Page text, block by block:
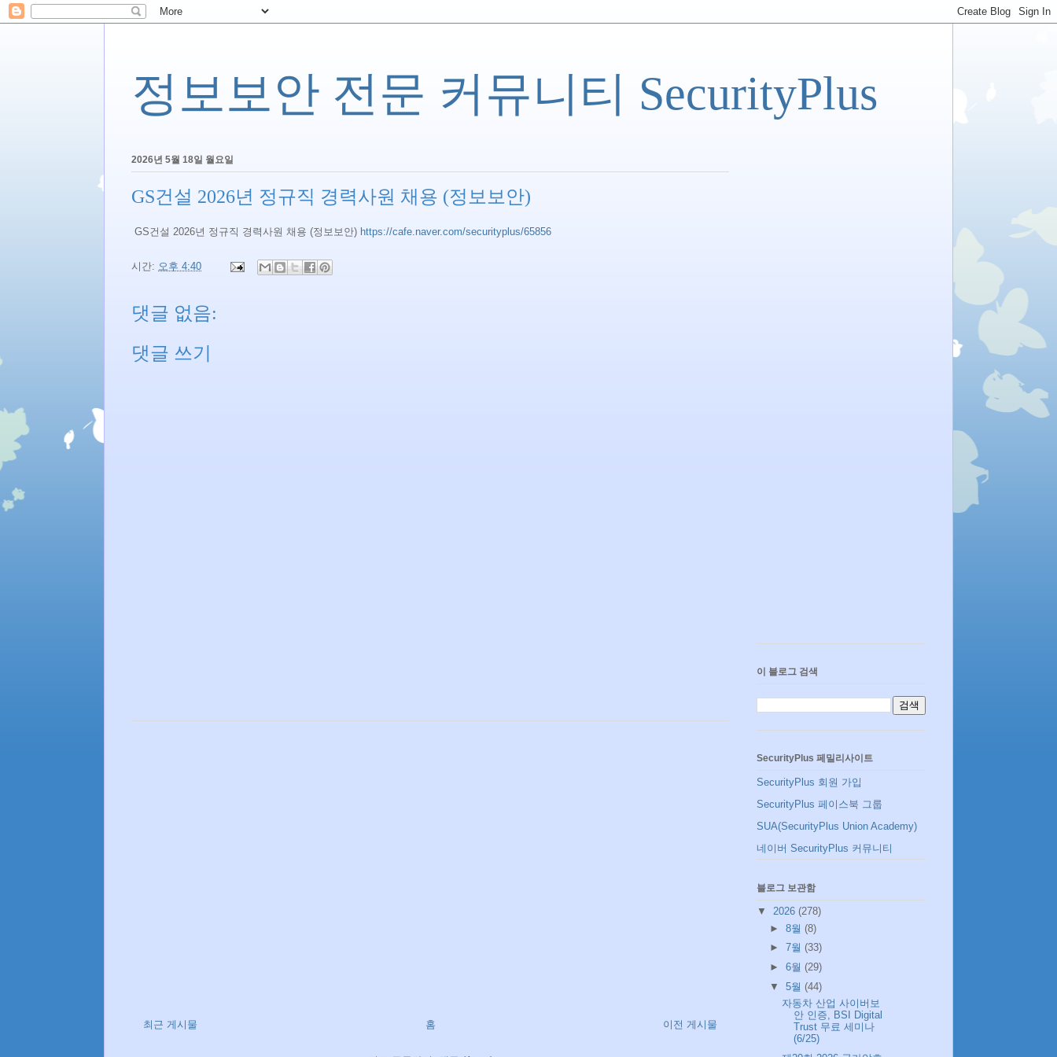
정보보안 전문 커뮤니티 SecurityPlus
2026년 5월 18일 월요일
GS건설 2026년 정규직 경력사원 채용 (정보보안)
GS건설 2026년 정규직 경력사원 채용 (정보보안) https://cafe.naver.com/securityplus/65856
시간: 오후 4:40
댓글 없음:
댓글 쓰기
최근 게시물 이전 게시물
홈
이 블로그 검색
SecurityPlus 페밀리사이트
SecurityPlus 회원 가입
SecurityPlus 페이스북 그룹
SUA(SecurityPlus Union Academy)
네이버 SecurityPlus 커뮤니티
블로그 보관함
▼ 2026 (278)
► 8월 (8)
► 7월 (33)
► 6월 (29)
▼ 5월 (44)
자동차 산업 사이버보
안 인증, BSI Digital
Trust 무료 세미나
(6/25)